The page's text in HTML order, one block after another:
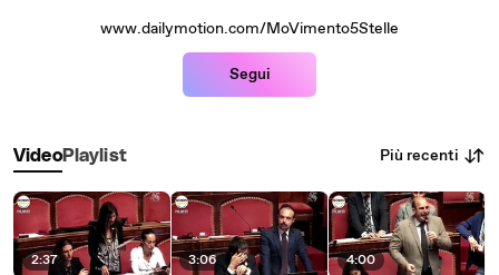
www.dailymotion.com/MoVimento5Stelle
Segui
VideoPlaylist Più recenti
2:37 3:06 4:00